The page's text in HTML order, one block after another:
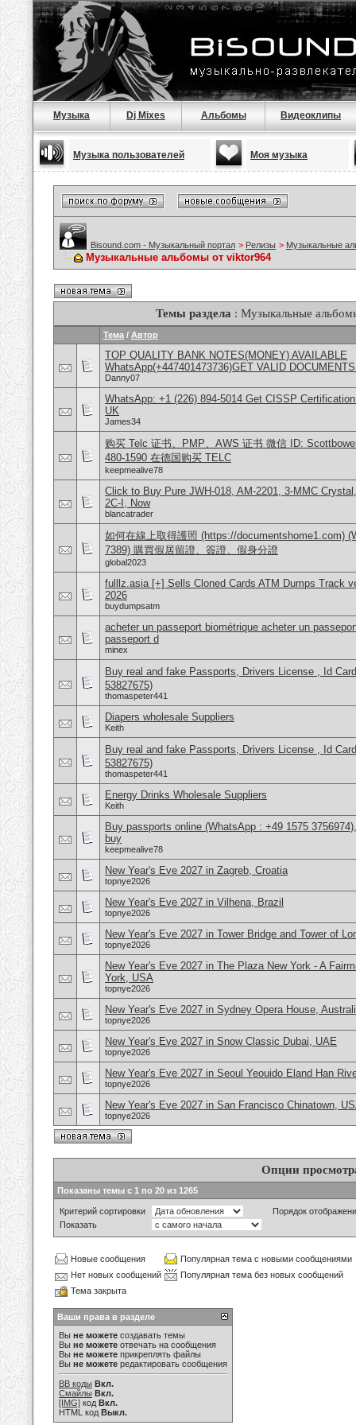
Музыка Dj Mixes Альбомы Видеоклипы
Музыка пользователей Моя музыка
Bisound.com - Музыкальный портал > Релизы > Музыкальные
Музыкальные альбомы от viktor964
Темы раздела : Музыкальные
Тема / Автор
TOP QUALITY BANK NOTES(MONEY) AVAILABLE
WhatsApp(+447401473736)GET VALID
Danny07
WhatsApp: +1 (226) 894-5014​ Get CISSP
UK
James34
购买 Telc 证书、PMP、AWS 证书 微信 ID:
480-1590 在德国购买 TELC
keepmealive78
Click to Buy Pure JWH-018, AM-2201, 3-MMC
2C-I, Now
blancatrader
如何在線上取得護照 (https://documentshome1.com)
7389) 購買假居留證、簽證、假身分證
global2023
fulllz.asia [+] Sells Cloned Cards ATM Dumps Track
2026
buydumpsatm
acheter un passeport biométrique acheter un
passeport d
minex
Buy real and fake Passports, Drivers License , Id
53827675)
thomaspeter441
Diapers wholesale Suppliers
Keith
Buy real and fake Passports, Drivers License , Id
53827675)
thomaspeter441
Energy Drinks Wholesale Suppliers
Keith
Buy passports online (WhatsApp : +49 1575
buy
keepmealive78
New Year's Eve 2027 in Zagreb, Croatia
topnye2026
New Year's Eve 2027 in Vilhena, Brazil
topnye2026
New Year's Eve 2027 in Tower Bridge and Tower of
topnye2026
New Year's Eve 2027 in The Plaza New York - A
York, USA
topnye2026
New Year's Eve 2027 in Sydney Opera House,
topnye2026
New Year's Eve 2027 in Snow Classic Dubai, UAE
topnye2026
New Year's Eve 2027 in Seoul Yeouido Eland Han
topnye2026
New Year's Eve 2027 in San Francisco Chinatown,
topnye2026
Опции
Показаны темы с 1 по 20 из 1265
Критерий сортировки
Порядок
Показать
Новые сообщения
Популярная тема с новыми сообщениями
Нет новых сообщений
Популярная тема без новых сообщений
Тема закрыта
Ваши права в разделе
Вы не можете создавать темы
Вы не можете отвечать на сообщения
Вы не можете прикреплять файлы
Вы не можете редактировать сообщения
BB коды Вкл.
Смайлы Вкл.
[IMG] код Вкл.
HTML код Выкл.